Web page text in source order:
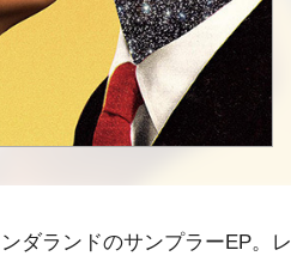
ダランドのサンプラーEP。